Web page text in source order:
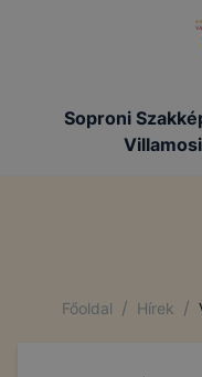
Soproni
Főoldal / Hírek /